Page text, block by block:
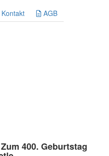
Kontakt AGB
400. Geburtstag